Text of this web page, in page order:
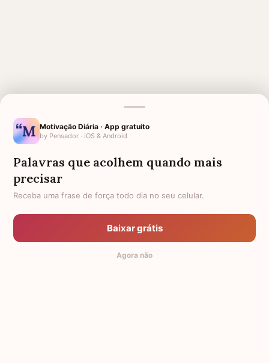
MENSAGENS RELACIONADAS
AMIGA QUE PERDEU A MÃE
MINHA MÃE
PERDEU O FILHO
DOENTE
Motivação Diária · App gratuito
by Pensador · iOS & Android
Palavras que acolhem quando mais
precisar
Receba uma frase de força todo dia no seu celular.
Baixar grátis
Agora não